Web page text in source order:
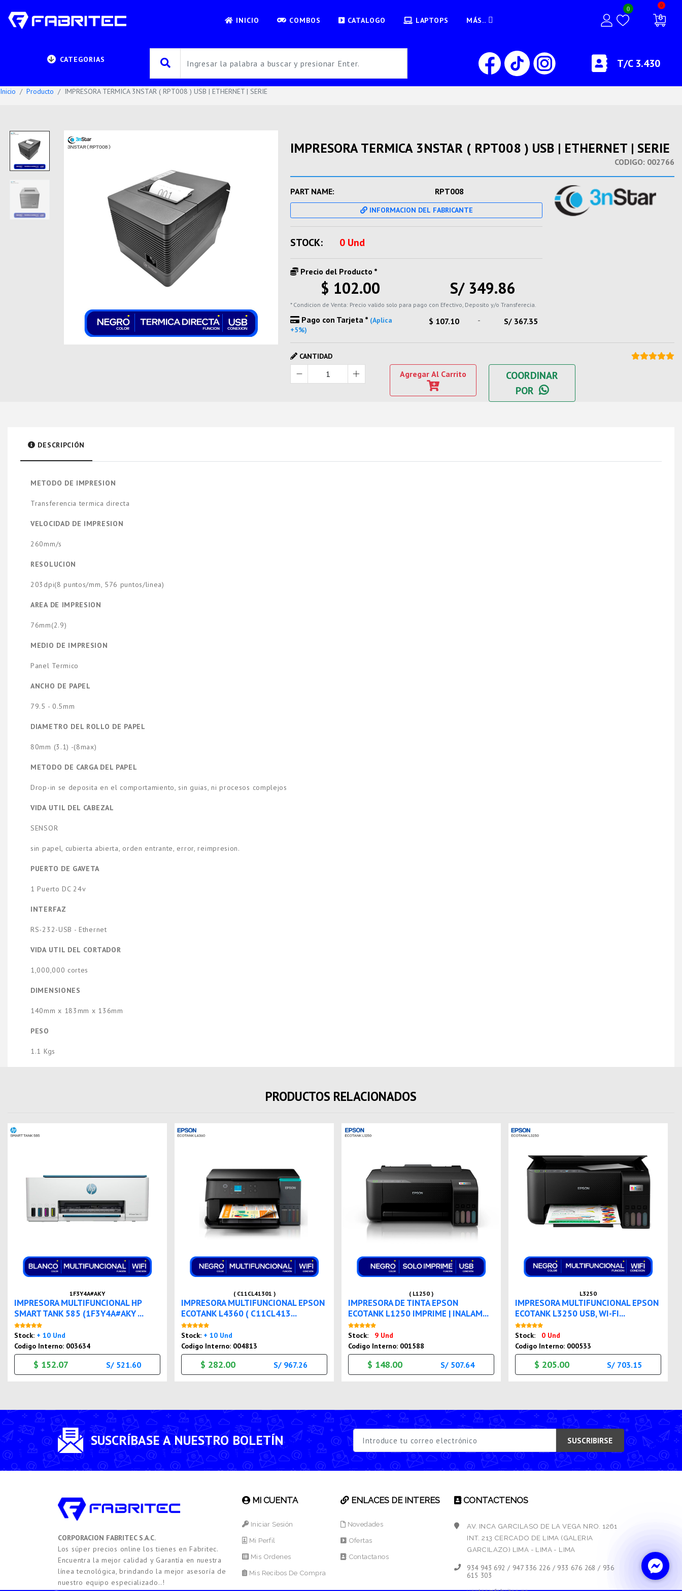
INICIO COMBOS CATALOGO LAPTOPS MÁS..
0
0
CATEGORIAS T/C 3.430
Inicio Producto IMPRESORA TERMICA 3NSTAR ( RPT008 ) USB | ETHERNET | SERIE
IMPRESORA TERMICA 3NSTAR ( RPT008 ) USB | ETHERNET | SERIE
CODIGO: 002766
PART NAME: RPT008
INFORMACION DEL FABRICANTE
STOCK: 0 Und
Precio del Producto *
$ 102.00 S/ 349.86
* Condicion de Venta: Precio valido solo para pago con Efectivo, Deposito y/o Transferecia.
Pago con Tarjeta * (Aplica
+5%)
$ 107.10 - S/ 367.35
CANTIDAD
Agregar Al Carrito
COORDINAR
POR
DESCRIPCIÓN
METODO DE IMPRESION
Transferencia termica directa
VELOCIDAD DE IMPRESION
260mm/s
RESOLUCION
203dpi(8 puntos/mm, 576 puntos/linea)
AREA DE IMPRESION
76mm(2.9)
MEDIO DE IMPRESION
Panel Termico
ANCHO DE PAPEL
79.5 - 0.5mm
DIAMETRO DEL ROLLO DE PAPEL
80mm (3.1) -(8max)
METODO DE CARGA DEL PAPEL
Drop-in se deposita en el comportamiento, sin guias, ni procesos complejos
VIDA UTIL DEL CABEZAL
SENSOR
sin papel, cubierta abierta, orden entrante, error, reimpresion.
PUERTO DE GAVETA
1 Puerto DC 24v
INTERFAZ
RS-232-USB - Ethernet
VIDA UTIL DEL CORTADOR
1,000,000 cortes
DIMENSIONES
140mm x 183mm x 136mm
PESO
1.1 Kgs
PRODUCTOS RELACIONADOS
1F3Y4A#AKY
IMPRESORA MULTIFUNCIONAL HP
SMART TANK 585 (1F3Y4A#AKY ...
Stock: + 10 Und
Codigo Interno: 003634
$ 152.07 S/ 521.60
( C11CL41301 )
IMPRESORA MULTIFUNCIONAL EPSON
ECOTANK L4360 ( C11CL413...
Stock: + 10 Und
Codigo Interno: 004813
$ 282.00 S/ 967.26
( L1250 )
IMPRESORA DE TINTA EPSON
ECOTANK L1250 IMPRIME | INALAM...
Stock:
9 Und
Codigo Interno: 001588
$ 148.00 S/ 507.64
L3250
IMPRESORA MULTIFUNCIONAL EPSON
ECOTANK L3250 USB, WI-FI...
Stock:
0 Und
Codigo Interno: 000533
$ 205.00 S/ 703.15
SUSCRÍBASE A NUESTRO BOLETÍN SUSCRIBIRSE
CORPORACION FABRITEC S.A.C.
Los súper precios online los tienes en Fabritec.
Encuentra la mejor calidad y Garantía en nuestra
línea tecnológica, brindando la mejor asesoría de
nuestro equipo especializado..!
MI CUENTA
Iniciar Sesión
Mi Perfil
Mis Ordenes
Mis Recibos De Compra
ENLACES DE INTERES
Novedades
Ofertas
Contactanos
CONTACTENOS
AV. INCA GARCILASO DE LA VEGA NRO. 1261
INT. 213 CERCADO DE LIMA (GALERIA
GARCILAZO) LIMA - LIMA - LIMA
934 943 692 / 947 336 226 / 933 676 268 / 936
615 303